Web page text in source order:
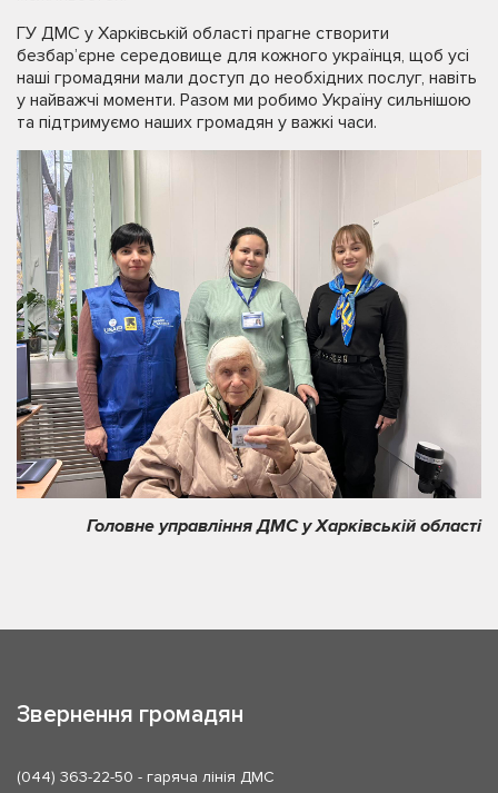
ГУ ДМС у Харківській області прагне створити
безбар’єрне середовище для кожного українця, щоб усі
наші громадяни мали доступ до необхідних послуг, навіть
у найважчі моменти. Разом ми робимо Україну сильнішою
та підтримуємо наших громадян у важкі часи.
Головне управління ДМС у Харківській області
Звернення громадян
(044) 363-22-50 - гаряча лінія ДМС